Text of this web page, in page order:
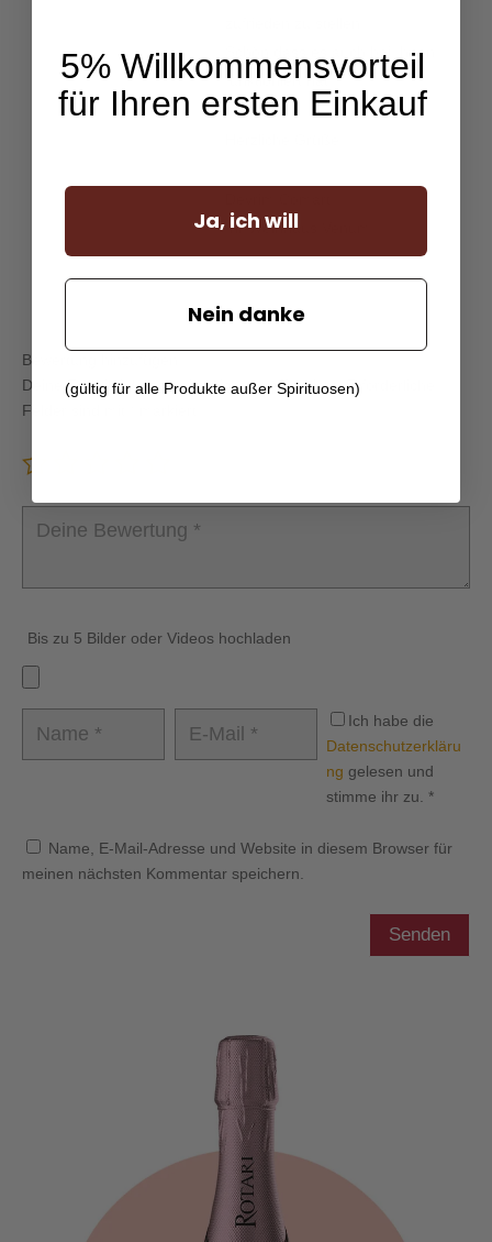
Schön dass es auch bei Ihnen
funktioniert hat.
Ihr Weinhaus Venum
Bewertung hinzufügen
Deine E-Mail-Adresse wird nicht veröffentlicht. Erforderliche
Felder sind mit
Bis zu 5 Bilder oder Videos hochladen
Ich habe die
Datenschutzerkläru
ng gelesen und
stimme ihr zu. *
Name, E-Mail-Adresse und Website in diesem Browser für
meinen nächsten Kommentar speichern.
Senden
5% Willkommensvorteil
für Ihren ersten Einkauf
Ja, ich will
Nein danke
(gültig für alle Produkte außer Spirituosen)